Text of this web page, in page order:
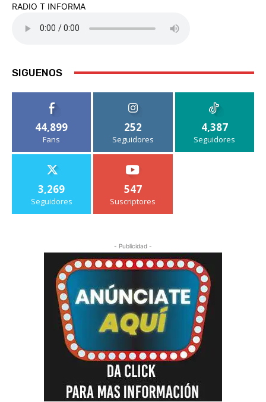
RADIO T INFORMA
SIGUENOS
44,899
Fans
252
Seguidores
4,387
Seguidores
3,269
Seguidores
547
Suscriptores
- Publicidad -